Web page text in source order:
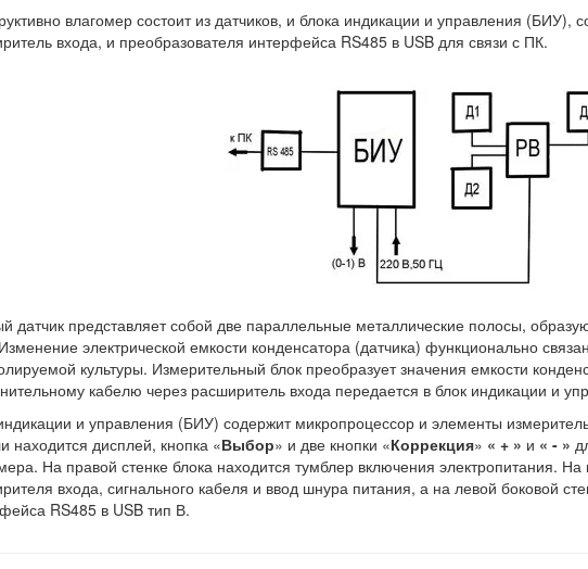
влагомер состоит из датчиков, и блока индикации и управления (БИУ),
входа, и преобразователя интерфейса RS485 в USB для связи с ПК.
датчик представляет собой две параллельные металлические полосы,
электрической емкости конденсатора (датчика) функционально
культуры. Измерительный блок преобразует значения емкости
кабелю через расширитель входа передается в блок индикации и
и управления (БИУ) содержит микропроцессор и элементы
находится дисплей, кнопка «Выбор» и две кнопки «Коррекция» « + » и « - »
На правой стенке блока находится тумблер включения электропитания.
входа, сигнального кабеля и ввод шнура питания, а на левой боковой
RS485 в USB тип В.